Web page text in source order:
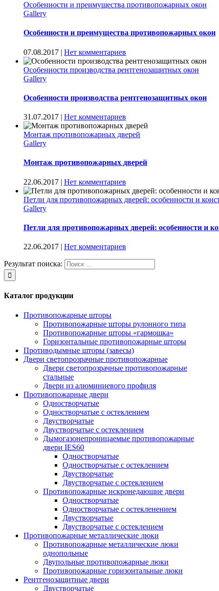
Особенности и преимущества противопожарных окон
Gallery
Особенности и преимущества противопожарных окон
07.08.2017 | Нет комментариев
Особенности производства рентгенозащитных окон
Gallery
Особенности производства рентгенозащитных окон
31.07.2017 | Нет комментариев
Монтаж противопожарных дверей
Gallery
Монтаж противопожарных дверей
22.06.2017 | Нет комментариев
Петли для противопожарных дверей: особенности и
Gallery
Петли для противопожарных дверей: особенности и
22.06.2017 | Нет комментариев
Результат поиска:
Каталог продукции
Противопожарные шторы
Противопожарные шторы рулонного типа
Противопожарные шторы «гармошка»
Горизонтальные противопожарные шторы
Противодымные шторы (завесы)
Двери светопрозрачные противопожарные
Двери светопрозрачные противопожарные
стальные
Двери из алюминиевого профиля
Противопожарные двери
Одностворчатые
Одностворчатые с остеклением
Двустворчатые
Двустворчатые с остеклением
Дымогазонепроницаемые противопожарные
двери IES60
Одностворчатые
Одностворчатые с остеклением
Двустворчатые
Двустворчатые с остеклением
Противопожарные искронедающие двери
Одностворчатые
Одностворчатые с остекленением
Двустворчатые
Двустворчатые с остеклением
Противопожарные металлические люки
Противопожарные металлические люки
однопольные
Двупольные противопожарные люки
Противопожарные горизонтальные люки
Рентгенозащитные двери
Двустворчатые